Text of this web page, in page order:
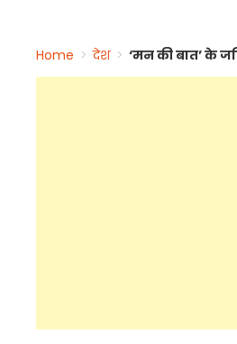
Home > देश > ‘मन की बात’ के